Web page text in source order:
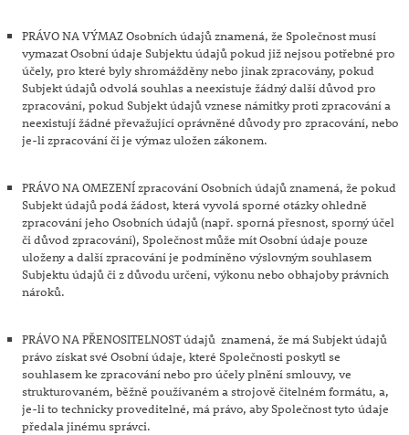
PRÁVO NA VÝMAZ Osobních údajů znamená, že Společnost musí
vymazat Osobní údaje Subjektu údajů pokud již nejsou potřebné pro
účely, pro které byly shromážděny nebo jinak zpracovány, pokud
Subjekt údajů odvolá souhlas a neexistuje žádný další důvod pro
zpracování, pokud Subjekt údajů vznese námitky proti zpracování a
neexistují žádné převažující oprávněné důvody pro zpracování, nebo
je-li zpracování či je výmaz uložen zákonem.
PRÁVO NA OMEZENÍ zpracování Osobních údajů znamená, že pokud
Subjekt údajů podá žádost, která vyvolá sporné otázky ohledně
zpracování jeho Osobních údajů (např. sporná přesnost, sporný účel
či důvod zpracování), Společnost může mít Osobní údaje pouze
uloženy a další zpracování je podmíněno výslovným souhlasem
Subjektu údajů či z důvodu určení, výkonu nebo obhajoby právních
nároků.
PRÁVO NA PŘENOSITELNOST údajů znamená, že má Subjekt údajů
právo získat své Osobní údaje, které Společnosti poskytl se
souhlasem ke zpracování nebo pro účely plnění smlouvy, ve
strukturovaném, běžně používaném a strojově čitelném formátu, a,
je-li to technicky proveditelné, má právo, aby Společnost tyto údaje
předala jinému správci.